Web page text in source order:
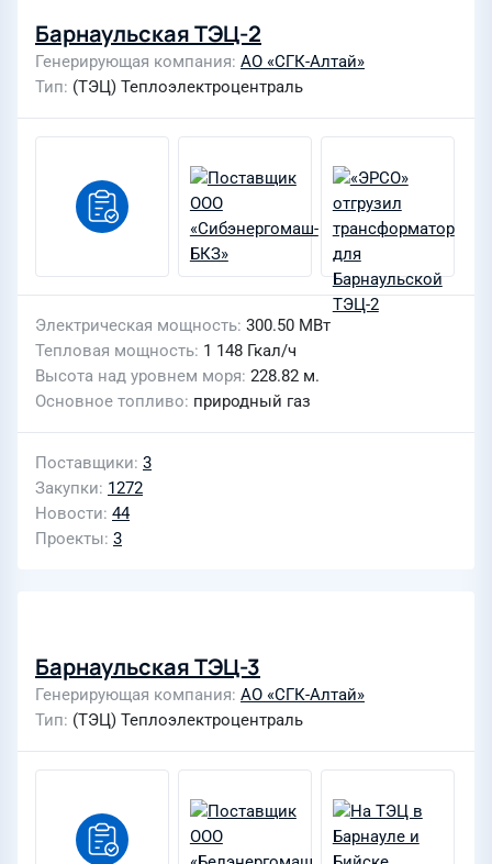
Барнаульская ТЭЦ-2
Генерирующая компания АО «СГК-Алтай»
Тип (ТЭЦ) Теплоэлектроцентраль
Электрическая мощность 300.50 МВт
Тепловая мощность 1 148 Гкал/ч
Высота над уровнем моря 228.82 м.
Основное топливо природный газ
Поставщики 3
Закупки 1272
Новости 44
Проекты 3
Барнаульская ТЭЦ-3
Генерирующая компания АО «СГК-Алтай»
Тип (ТЭЦ) Теплоэлектроцентраль